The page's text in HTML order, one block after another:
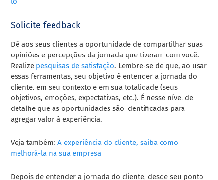
Solicite feedback
Dê aos seus clientes a oportunidade de compartilhar suas
opiniões e percepções da jornada que tiveram com você.
Realize pesquisas de satisfação. Lembre-se de que, ao usar
essas ferramentas, seu objetivo é entender a jornada do
cliente, em seu contexto e em sua totalidade (seus
objetivos, emoções, expectativas, etc.). É nesse nível de
detalhe que as oportunidades são identificadas para
agregar valor à experiência.
Veja também:A experiência do cliente, saiba como
melhorá-la na sua empresa
Depois de entender a jornada do cliente, desde seu ponto